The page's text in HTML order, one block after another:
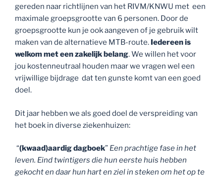
gereden naar richtlijnen van het RIVM/KNWU met een
maximale groepsgrootte van 6 personen. Door de
groepsgrootte kun je ook aangeven of je gebruik wilt
maken van de alternatieve MTB-route. Iedereen is
welkommet een zakelijk belang. We willen het voor
jou kostenneutraal houden maar we vragen wel een
vrijwillige bijdrage dat ten gunste komt van een goed
doel.
Dit jaar hebben we als goed doel de verspreiding van
het boek in diverse ziekenhuizen:
“(kwaad)aardig dagboek” Een prachtige fase in het
leven. Eind twintigers die hun eerste huis hebben
gekocht en daar hun hart en ziel in steken om het op te